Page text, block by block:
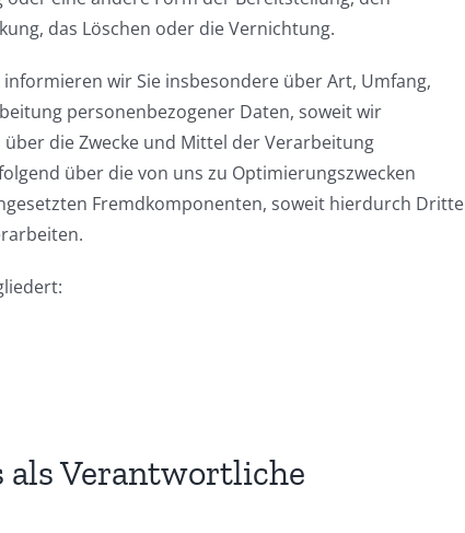
das Löschen oder die Vernichtung.
wir Sie insbesondere über Art, Umfang,
personenbezogener Daten, soweit wir
die Zwecke und Mittel der Verarbeitung
über die von uns zu Optimierungszwecken
Fremdkomponenten, soweit hierdurch Dritte
als Verantwortliche